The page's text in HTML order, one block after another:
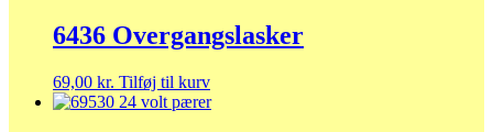
6436 Overgangslasker
69,00 kr. Tilføj til kurv